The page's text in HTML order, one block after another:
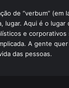
de “verbum” (em
lugar. Aqui é o lugar
e corporativos
A gente
das pessoas.